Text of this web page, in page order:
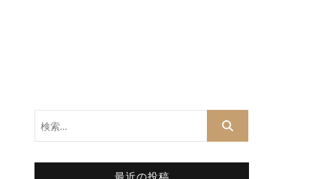
最近の投稿